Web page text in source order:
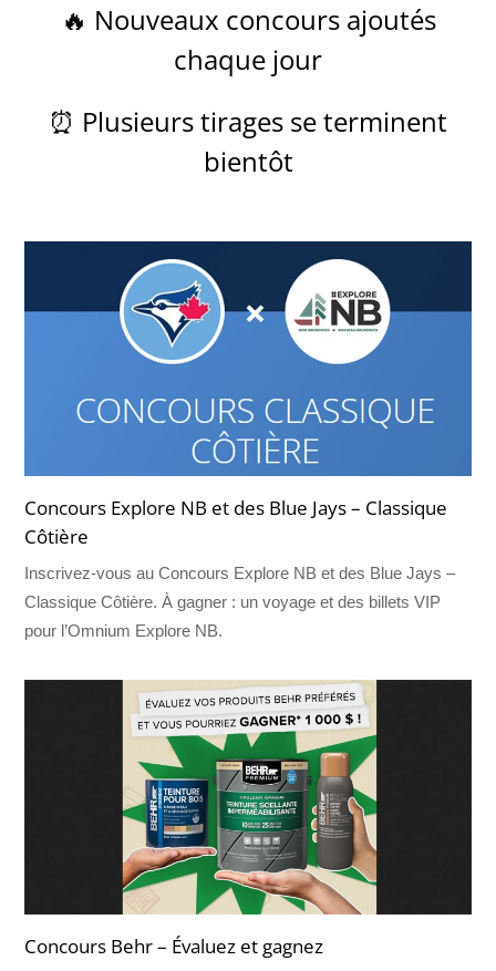
🔥 Nouveaux concours ajoutés
chaque jour
⏰ Plusieurs tirages se terminent
bientôt
Concours Explore NB et des Blue Jays – Classique
Côtière
Inscrivez-vous au Concours Explore NB et des Blue Jays –
Classique Côtière. À gagner : un voyage et des billets VIP
pour l’Omnium Explore NB.
Concours Behr – Évaluez et gagnez